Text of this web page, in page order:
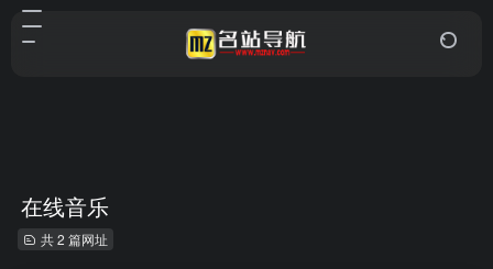
在线音乐
共 2 篇网址